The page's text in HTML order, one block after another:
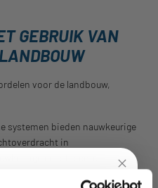
GEBRUIK VAN
voor de landbouw,
systemen bieden nauwkeurige
in
en efficiënte